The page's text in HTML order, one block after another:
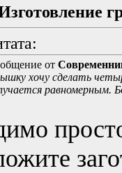
от
хочу сделать
равномерным.